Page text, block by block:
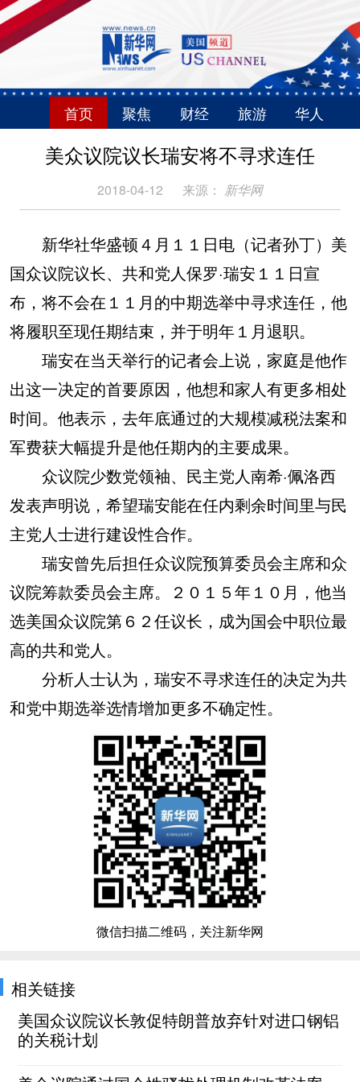
首页 聚焦 财经 旅游 华人
美众议院议长瑞安将不寻求连任
2018-04-12 来源： 新华网
新华社华盛顿４月１１日电（记者孙丁）美
国众议院议长、共和党人保罗·瑞安１１日宣
布，将不会在１１月的中期选举中寻求连任，他
将履职至现任期结束，并于明年１月退职。
瑞安在当天举行的记者会上说，家庭是他作
出这一决定的首要原因，他想和家人有更多相处
时间。他表示，去年底通过的大规模减税法案和
军费获大幅提升是他任期内的主要成果。
众议院少数党领袖、民主党人南希·佩洛西
发表声明说，希望瑞安能在任内剩余时间里与民
主党人士进行建设性合作。
瑞安曾先后担任众议院预算委员会主席和众
议院筹款委员会主席。２０１５年１０月，他当
选美国众议院第６２任议长，成为国会中职位最
高的共和党人。
分析人士认为，瑞安不寻求连任的决定为共
和党中期选举选情增加更多不确定性。
微信扫描二维码，关注新华网
相关链接
美国众议院议长敦促特朗普放弃针对进口钢铝
的关税计划